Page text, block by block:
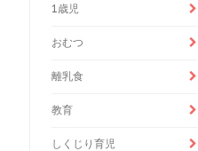
1歳児
おむつ
離乳食
教育
しくじり育児